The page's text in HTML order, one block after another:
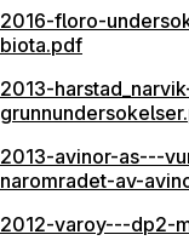
2016-floro-
biota.pdf
2013-
2013-avinor-as---
naromradet-av-
2012-varoy---dp2-